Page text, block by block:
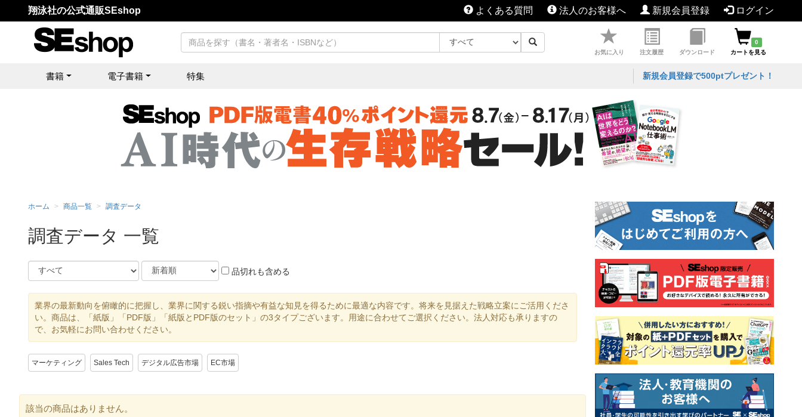
翔泳社の公式通販SEshop よくある質問 法人のお客様へ 新規会員登録 ログイン
お気に入り 注文履歴 ダウンロード
0
カートを見る
書籍 電子書籍 特集 新規会員登録で500ptプレゼント！
ホーム 商品一覧 調査データ
調査データ 一覧
品切れも含める
業界の最新動向を俯瞰的に把握し、業界に関する鋭い指摘や有益な知見を得るために最適な内容です。将来を見据えた戦略立案にご活用くださ
い。商品は、「紙版」「PDF版」「紙版とPDF版のセット」の3タイプございます。用途に合わせてご選択ください。法人対応も承りますの
で、お気軽にお問い合わせください。
マーケティング Sales Tech デジタル広告市場 EC市場
該当の商品はありません。